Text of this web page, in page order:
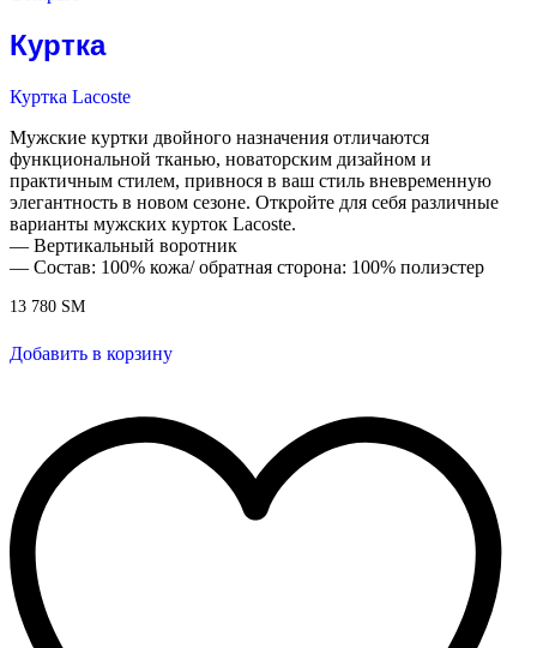
Куртка
Куртка Lacoste
Мужские куртки двойного назначения отличаются
функциональной тканью, новаторским дизайном и
практичным стилем, привнося в ваш стиль вневременную
элегантность в новом сезоне. Откройте для себя различные
варианты мужских курток Lacoste.
— Вертикальный воротник
— Состав: 100% кожа/ обратная сторона: 100% полиэстер
13 780 ЅМ
Добавить в корзину